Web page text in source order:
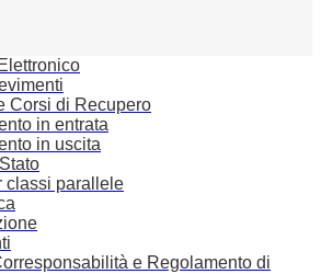
Corsi di Recupero
in entrata
in uscita
classi parallele
e Regolamento di